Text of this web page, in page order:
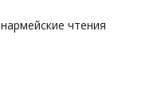
чтения